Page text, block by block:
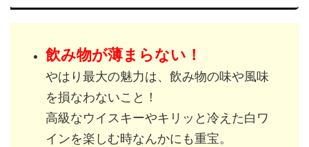
飲み物が薄まらない！
やはり最大の魅力は、飲み物の味や風味
を損なわないこと！
高級なウイスキーやキリッと冷えた白ワ
インを楽しむ時なんかにも重宝。